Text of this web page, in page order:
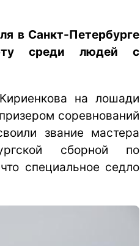
в Санкт-Петербурге
среди людей с
на лошади
соревнований
звание мастера
сборной по
специальное седло